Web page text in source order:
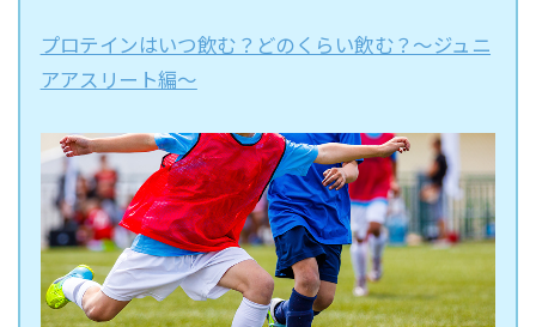
プロテインはいつ飲む？どのくらい飲む？〜ジュニ
アアスリート編〜